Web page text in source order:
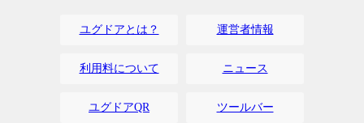
ユグドアとは？ 運営者情報
利用料について ニュース
ユグドアQR ツールバー